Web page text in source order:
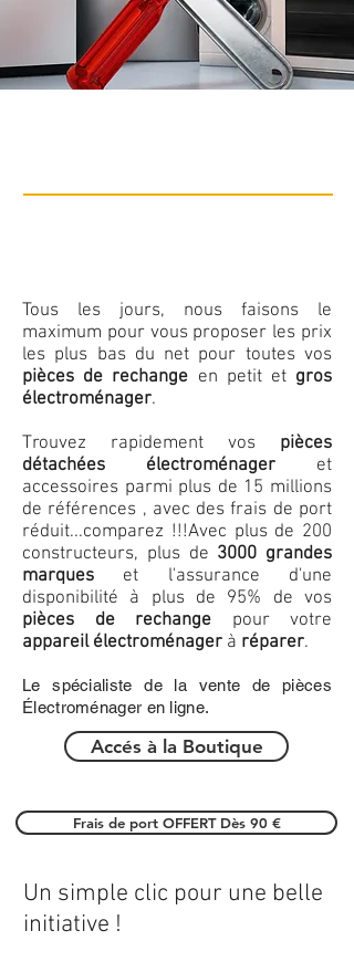
Tous les jours, nous faisons le
maximum pour vous proposer les prix
les plus bas du net pour toutes vos
pièces de rechange en petit et gros
électroménager.
Trouvez rapidement vos pièces
détachées électroménager et
accessoires parmi plus de 15 millions
de références , avec des frais de port
réduit...comparez !!!Avec plus de 200
constructeurs, plus de 3000 grandes
marques et l'assurance d'une
disponibilité à plus de 95% de vos
pièces de rechange pour votre
appareil électroménager à réparer.
Le spécialiste de la vente de pièces
Électroménager en ligne.
Accés à la Boutique
Frais de port OFFERT Dès 90 €
Un simple clic pour une belle
initiative !